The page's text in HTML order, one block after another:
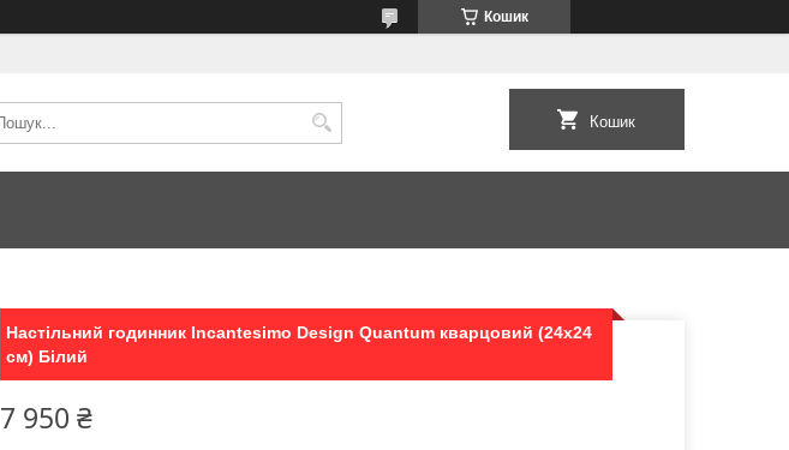
Кошик
Кошик
Настільний годинник Incantesimo Design Quantum кварцовий (24х24
см) Білий
7 950 ₴